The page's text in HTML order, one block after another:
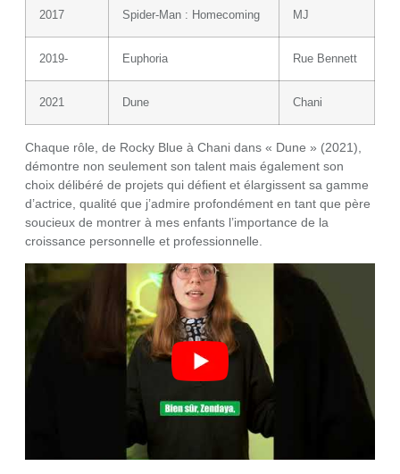
2017 Spider-Man : Homecoming MJ
2019- Euphoria Rue Bennett
2021 Dune Chani
Chaque rôle, de Rocky Blue à Chani dans « Dune » (2021),
démontre non seulement son talent mais également son
choix délibéré de projets qui défient et élargissent sa gamme
d’actrice, qualité que j’admire profondément en tant que père
soucieux de montrer à mes enfants l’importance de la
croissance personnelle et professionnelle.